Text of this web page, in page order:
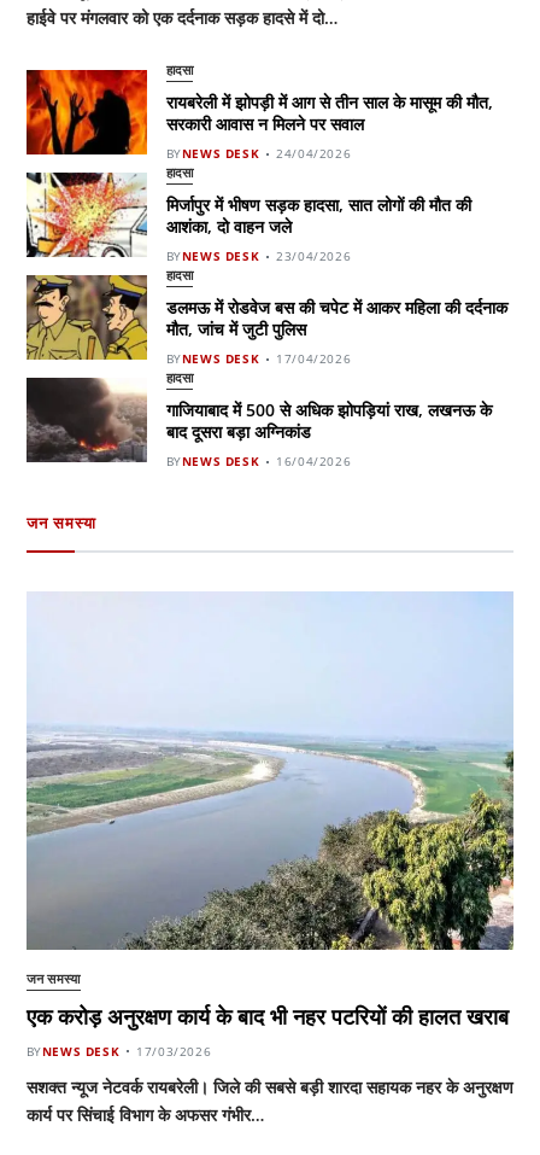
हाईवे पर मंगलवार को एक दर्दनाक सड़क हादसे में दो…
हादसा
रायबरेली में झोपड़ी में आग से तीन साल के मासूम की मौत,
सरकारी आवास न मिलने पर सवाल
BYNEWS DESK 24/04/2026
हादसा
मिर्जापुर में भीषण सड़क हादसा, सात लोगों की मौत की
आशंका, दो वाहन जले
BYNEWS DESK 23/04/2026
हादसा
डलमऊ में रोडवेज बस की चपेट में आकर महिला की दर्दनाक
मौत, जांच में जुटी पुलिस
BYNEWS DESK 17/04/2026
हादसा
गाजियाबाद में 500 से अधिक झोपड़ियां राख, लखनऊ के
बाद दूसरा बड़ा अग्निकांड
BYNEWS DESK 16/04/2026
जन समस्या
जन समस्या
एक करोड़ अनुरक्षण कार्य के बाद भी नहर पटरियों की हालत खराब
BYNEWS DESK 17/03/2026
सशक्त न्यूज नेटवर्क रायबरेली। जिले की सबसे बड़ी शारदा सहायक नहर के अनुरक्षण
कार्य पर सिंचाई विभाग के अफसर गंभीर…